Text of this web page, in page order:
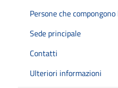
Persone che
Sede principale
Contatti
Ulteriori informazioni